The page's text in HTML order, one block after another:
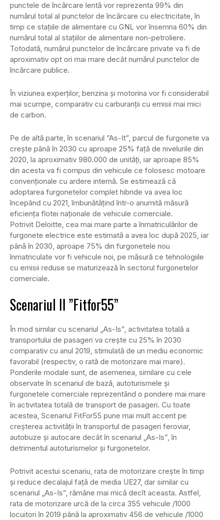
punctele de încărcare lentă vor reprezenta 99% din
numărul total al punctelor de încărcare cu electricitate, în
timp ce staţiile de alimentare cu GNL vor însemna 60% din
numărul total al staţiilor de alimentare non-petroliere.
Totodată, numărul punctelor de încărcare private va fi de
aproximativ opt ori mai mare decât numărul punctelor de
încărcare publice.
În viziunea experţilor, benzina şi motorina vor fi considerabil
mai scumpe, comparativ cu carburanţii cu emisii mai mici
de carbon.
Pe de altă parte, în scenariul ”As-It”, parcul de furgonete va
crește până în 2030 cu aproape 25% față de nivelurile din
2020, la aproximativ 980.000 de unități, iar aproape 85%
din acesta va fi compus din vehicule ce folosesc motoare
convenționale cu ardere internă. Se estimează că
adoptarea furgonetelor complet hibride va avea loc
începând cu 2021, îmbunătățind într-o anumită măsură
eficiența flotei naționale de vehicule comerciale.
Potrivit Deloitte, cea mai mare parte a înmatriculărilor de
furgonete electrice este estimată a avea loc după 2025, iar
până în 2030, aproape 75% din furgonetele nou
înmatriculate vor fi vehicule noi, pe măsură ce tehnologiile
cu emisii reduse se maturizează în sectorul furgonetelor
comerciale.
Scenariul II ”Fitfor55”
În mod similar cu scenariul „As-Is”, activitatea totală a
transportului de pasageri va crește cu 25% în 2030
comparativ cu anul 2019, stimulată de un mediu economic
favorabil (respectiv, o rată de motorizare mai mare).
Ponderile modale sunt, de asemenea, similare cu cele
observate în scenariul de bază, autoturismele și
furgonetele comerciale reprezentând o pondere mai mare
în activitatea totală de transport de pasageri. Cu toate
acestea, Scenariul FitFor55 pune mai mult accent pe
creșterea activității în transportul de pasageri feroviar,
autobuze și autocare decât în scenariul „As-Is”, în
detrimentul autoturismelor și furgonetelor.
Potrivit acestui scenariu, rata de motorizare crește în timp
și reduce decalajul față de media UE27, dar similar cu
scenariul „As-Is”, rămâne mai mică decît aceasta. Astfel,
rata de motorizare urcă de la circa 355 vehicule /1000
locuitori în 2019 până la aproximativ 456 de vehicule /1000